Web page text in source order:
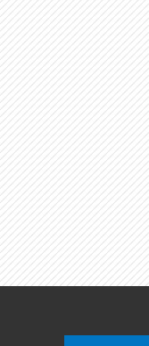
MIT耐折度测试仪